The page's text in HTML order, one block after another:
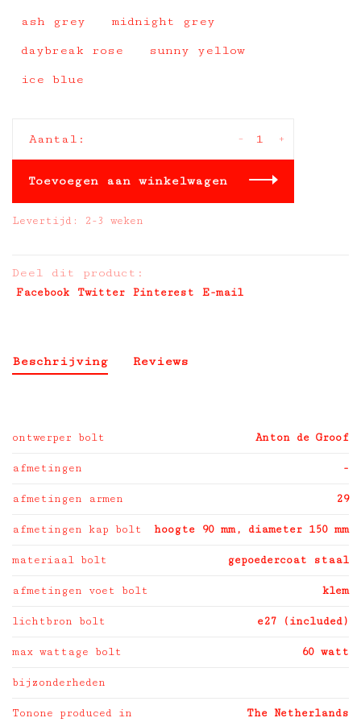
ash grey midnight grey
daybreak rose sunny yellow
ice blue
Aantal: +
-
Toevoegen aan winkelwagen
Levertijd: 2-3 weken
Deel dit product:
Facebook Twitter Pinterest E-mail
Beschrijving Reviews
ontwerper bolt Anton de Groof
afmetingen -
afmetingen armen 29
afmetingen kap bolt hoogte 90 mm, diameter 150 mm
materiaal bolt gepoedercoat staal
afmetingen voet bolt klem
lichtbron bolt e27 (included)
max wattage bolt 60 watt
bijzonderheden
Tonone produced in The Netherlands